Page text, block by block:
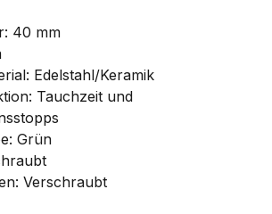
40 mm
Edelstahl/Keramik
Tauchzeit und
Grün
Verschraubt